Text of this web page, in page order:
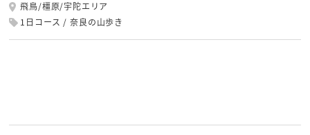
飛鳥/橿原/宇陀エリア
1日コース
奈良の山歩き